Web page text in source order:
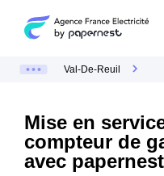
Val-De-Reuil